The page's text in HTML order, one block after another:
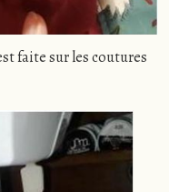
faite sur les coutures